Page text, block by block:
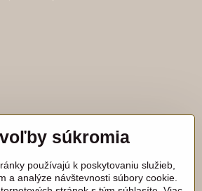
nájdete aj na
súkromia
používajú k poskytovaniu služieb,
a analýze návštevnosti súbory cookie.